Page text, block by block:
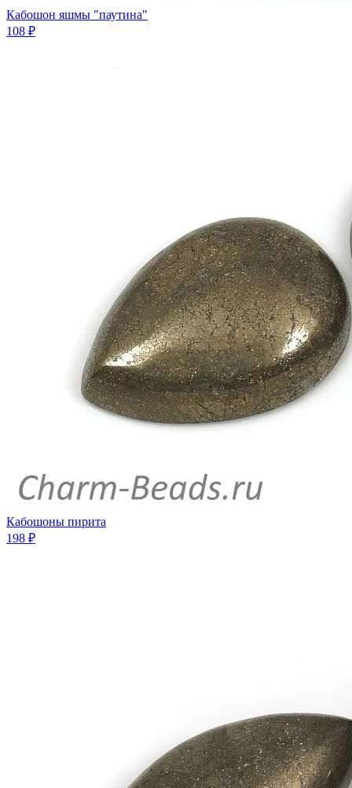
Кабошон яшмы "паутина"
108 ₽
Кабошоны пирита
198 ₽